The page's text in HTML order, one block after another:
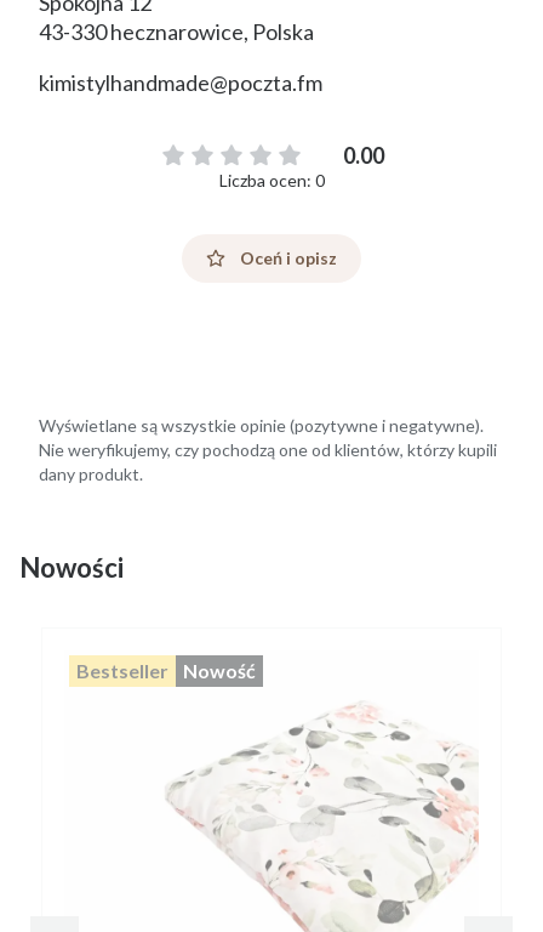
43-330 hecznarowice, Polska
kimistylhandmade@poczta.fm
0.00
Liczba ocen: 0
Oceń i opisz
Wyświetlane są wszystkie opinie (pozytywne i negatywne).
Nie weryfikujemy, czy pochodzą one od klientów, którzy kupili
dany produkt.
Nowości
Bestseller Nowość